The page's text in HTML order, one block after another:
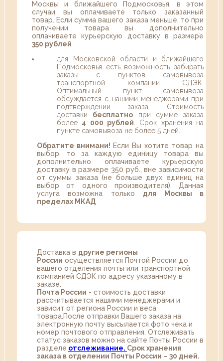
Москвы и ближайшего Подмосковья, в этом
случаи вы оплачиваете только заказанный
товар. Если сумма вашего заказа меньше, то при
получении товара вы дополнительно
оплачиваете курьерскую доставку в размере
350 рублей
для Московской области и ближайшего
Подмосковья есть возможность забирать
заказы с пунктов самовывоза
транспортной компании СДЭК.
Оптимальный пункт самовывоза
обсуждается с нашими менеджерами при
подтверждении заказа. Стоимость
доставки бесплатно при сумме заказа
более 4 000 рублей . Срок хранения на
пункте самовывоза не более 5 дней.
Обратите внимани! Если Вы хотите товар на
выбор, то за каждую единицу товара вы
дополнительно оплачиваете курьерскую
доставку в размере 350 руб., вне зависимости
от суммы заказа (не больше двух единиц на
выбор от одного производителя). Данная
услуга возможна только для Москвы в
пределах МКАД
Доставка в другие регионы
России осуществляется Почтой России до
вашего отделения почты или транспортной
компанией СДЭК по адресу указанному в
заказе.
Почта России - стоимость доставки
рассчитывается нашими менеджерами и
зависит от региона России и веса
товара.После отправки Вашего заказа на
электронную почту высылается фото чека и
номер почтового отправления. Отслеживать
статус заказов можно на сайте Почты России в
разделе oтслеживание. Срок хранения
заказа в отделении Почты России – 30 дней.